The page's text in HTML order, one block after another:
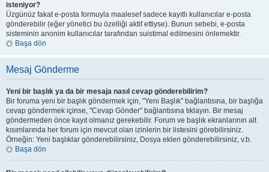
isteniyor?
Üzgünüz fakat e-posta formuyla maalesef sadece kayıtlı kullanıcılar e-posta
gönderebilir (eğer yönetici bu özelliği aktif ettiyse). Bunun sebebi, e-posta
sisteminin anonim kullanıcılar tarafından suistimal edilmesini önlemektir.
Başa dön
Mesaj Gönderme
Yeni bir başlık ya da bir mesaja nasıl cevap gönderebilirim?
Bir foruma yeni bir başlık göndermek için, "Yeni Başlık" bağlantısına, bir başlığa
cevap göndermek içinse, "Cevap Gönder" bağlantısına tıklayın. Bir mesaj
göndermeden önce kayıt olmanız gerekebilir. Forum ve başlık ekranlarının alt
kısımlarında her forum için mevcut olan izinlerin bir listesini görebilirsiniz.
Örneğin: Yeni başlıklar gönderebilirsiniz, Dosya ekleri gönderebilirsiniz, v.b.
Başa dön